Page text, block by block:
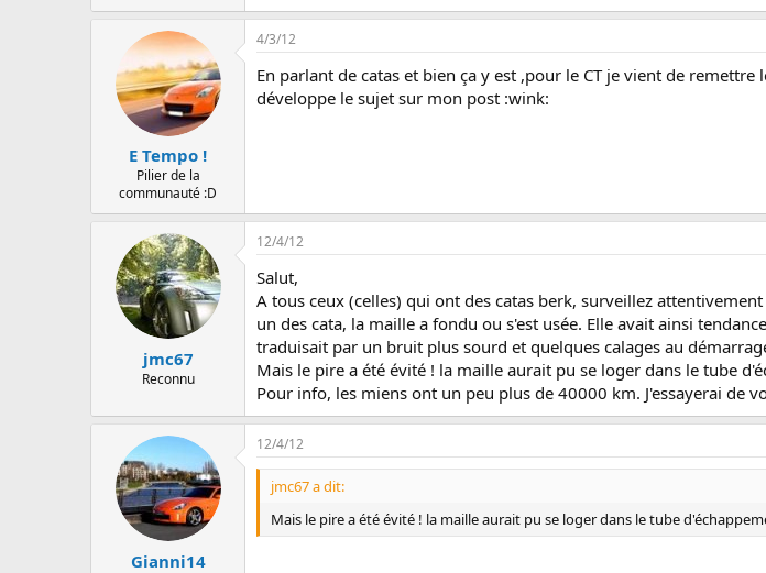
E Tempo !
Pilier de la
communauté :D
4/3/12
En parlant de catas et bien ça y est ,pour le CT je vient de
développe le sujet sur mon post :wink:
jmc67
Reconnu
12/4/12
Salut,
A tous ceux (celles) qui ont des catas berk, surveillez
un des cata, la maille a fondu ou s'est usée. Elle avait ainsi
traduisait par un bruit plus sourd et quelques calages au
Mais le pire a été évité ! la maille aurait pu se loger dans le tube
Pour info, les miens ont un peu plus de 40000 km. J'essayerai de
Gianni14
12/4/12
jmc67 a dit:
Mais le pire a été évité ! la maille aurait pu se loger dans le tube